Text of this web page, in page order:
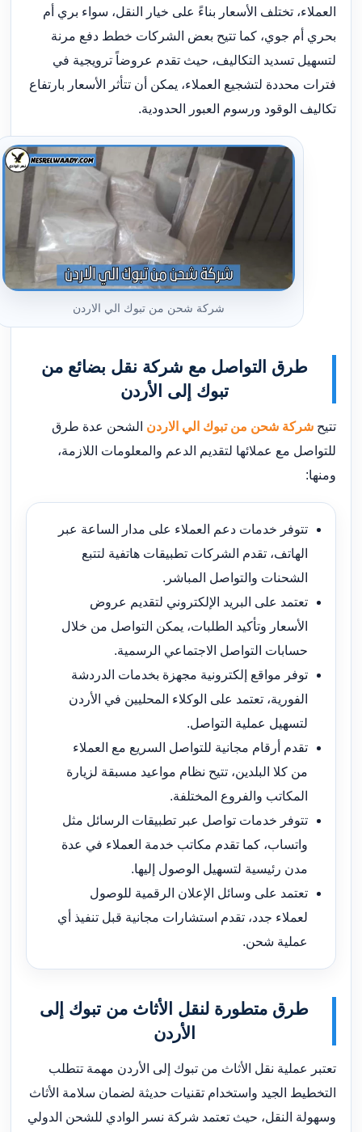
العملاء، تختلف الأسعار بناءً على خيار النقل، سواء بري أم
بحري أم جوي، كما تتيح بعض الشركات خطط دفع مرنة
لتسهيل تسديد التكاليف، حيث تقدم عروضاً ترويجية في
فترات محددة لتشجيع العملاء، يمكن أن تتأثر الأسعار بارتفاع
تكاليف الوقود ورسوم العبور الحدودية.
شركة شحن من تبوك الي الاردن
طرق التواصل مع شركة نقل بضائع من
تبوك إلى الأردن
تتيحشركة شحن من تبوك الي الاردنالشحن عدة طرق
للتواصل مع عملائها لتقديم الدعم والمعلومات اللازمة،
ومنها:
تتوفر خدمات دعم العملاء على مدار الساعة عبر
الهاتف، تقدم الشركات تطبيقات هاتفية لتتبع
الشحنات والتواصل المباشر.
تعتمد على البريد الإلكتروني لتقديم عروض
الأسعار وتأكيد الطلبات، يمكن التواصل من خلال
حسابات التواصل الاجتماعي الرسمية.
توفر مواقع إلكترونية مجهزة بخدمات الدردشة
الفورية، تعتمد على الوكلاء المحليين في الأردن
لتسهيل عملية التواصل.
تقدم أرقام مجانية للتواصل السريع مع العملاء
من كلا البلدين، تتيح نظام مواعيد مسبقة لزيارة
المكاتب والفروع المختلفة.
تتوفر خدمات تواصل عبر تطبيقات الرسائل مثل
واتساب، كما تقدم مكاتب خدمة العملاء في عدة
مدن رئيسية لتسهيل الوصول إليها.
تعتمد على وسائل الإعلان الرقمية للوصول
لعملاء جدد، تقدم استشارات مجانية قبل تنفيذ أي
عملية شحن.
طرق متطورة لنقل الأثاث من تبوك إلى
الأردن
تعتبر عملية نقل الأثاث من تبوك إلى الأردن مهمة تتطلب
التخطيط الجيد واستخدام تقنيات حديثة لضمان سلامة الأثاث
وسهولة النقل، حيث تعتمد شركة نسر الوادي للشحن الدولي